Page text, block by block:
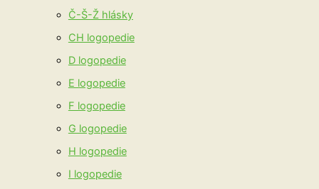
Č-Š-Ž hlásky
CH logopedie
D logopedie
E logopedie
F logopedie
G logopedie
H logopedie
I logopedie